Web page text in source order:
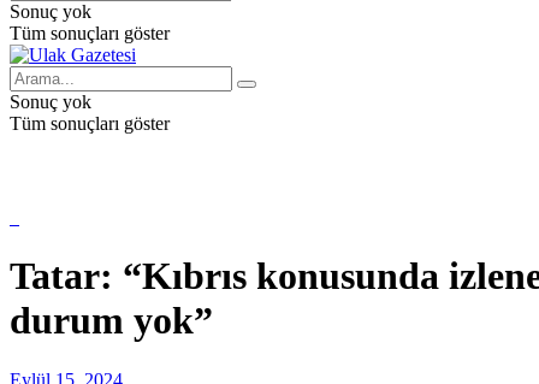
Sonuç yok
Tüm sonuçları göster
Sonuç yok
Tüm sonuçları göster
Tatar: “Kıbrıs konusunda
durum yok”
Eylül 15, 2024